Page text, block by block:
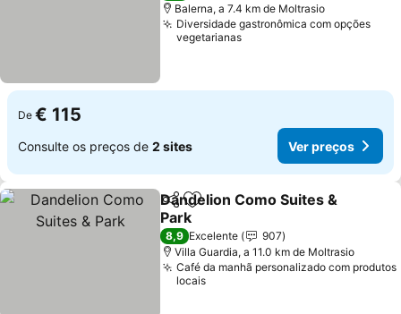
Balerna, a 7.4 km de Moltrasio
Diversidade gastronômica com opções
vegetarianas
De € 115
Consulte os preços de 2 sites Ver preços
PartilharAdicionar aos favoritos
Dandelion Como Suites &
Park
Ver preços
8,9 Excelente
907
Villa Guardia, a 11.0 km de Moltrasio
Café da manhã personalizado com produtos
locais